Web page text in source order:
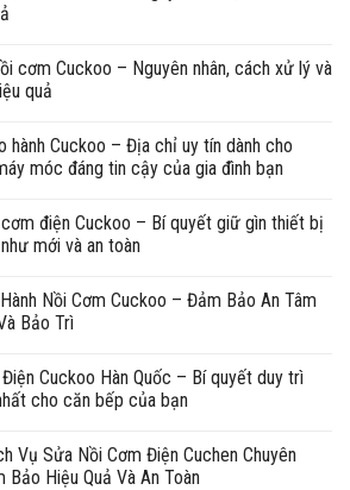
cơm Cuckoo – Nguyên nhân, cách xử lý và
quả
hành Cuckoo – Địa chỉ uy tín dành cho
móc đáng tin cậy của gia đình bạn
điện Cuckoo – Bí quyết giữ gìn thiết bị
mới và an toàn
Nồi Cơm Cuckoo – Đảm Bảo An Tâm
Bảo Trì
Cuckoo Hàn Quốc – Bí quyết duy trì
cho căn bếp của bạn
Vụ Sửa Nồi Cơm Điện Cuchen Chuyên
Hiệu Quả Và An Toàn